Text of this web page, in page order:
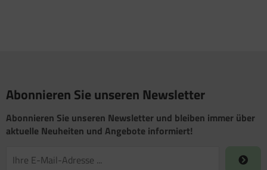
Abonnieren Sie unseren Newsletter
Abonnieren Sie unseren Newsletter und bleiben immer über
aktuelle Neuheiten und Angebote informiert!